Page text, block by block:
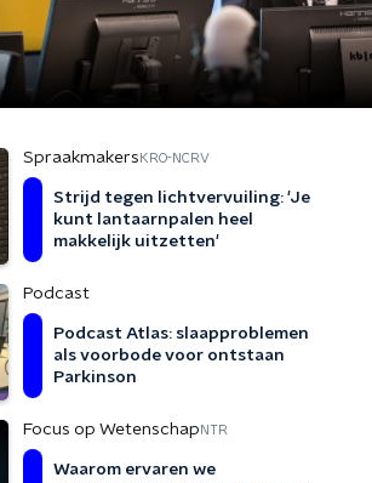
Spraakmakers KRO-NCRV
Strijd tegen lichtvervuiling: 'Je
kunt lantaarnpalen heel
makkelijk uitzetten'
Podcast
Podcast Atlas: slaapproblemen
als voorbode voor ontstaan
Parkinson
Focus op Wetenschap NTR
Waarom ervaren we